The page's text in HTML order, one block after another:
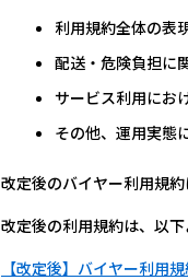
利用規約全体の表
配送・危険負担に
サービス利用にお
その他、運用実態
改定後のバイヤー利用規約
改定後の利用規約は、以下
【改定後】バイヤー利用